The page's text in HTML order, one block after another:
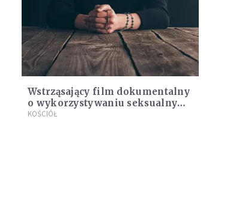
Wstrząsający film dokumentalny
o wykorzystywaniu seksualnym
zakonnic przez księży i innych
KOŚCIÓŁ